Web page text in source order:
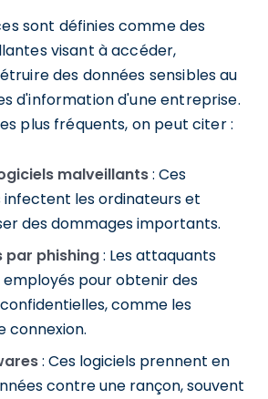
sont définies comme des
visant à accéder,
des données sensibles au
d'information d'une entreprise.
plus fréquents, on peut citer :
malveillants: Ces
les ordinateurs et
des dommages importants.
par phishing: Les attaquants
pour obtenir des
comme les
connexion.
: Ces logiciels prennent en
contre une rançon, souvent